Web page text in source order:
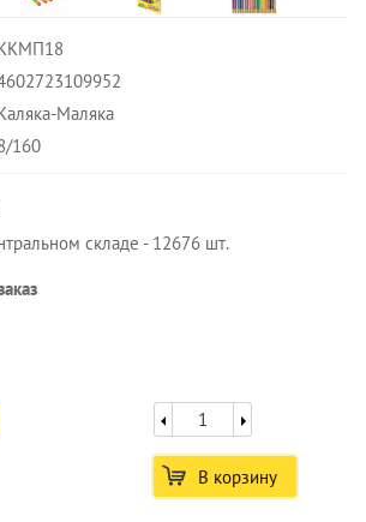
Маляка
160
складе - 12676 шт.
В корзину